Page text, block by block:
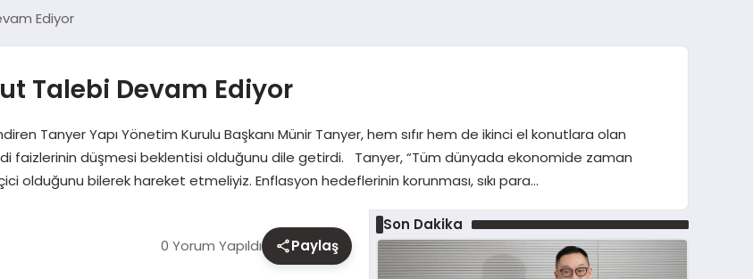
Ediyor
Talebi Devam Ediyor
Tanyer Yapı Yönetim Kurulu Başkanı Münir Tanyer, hem sıfır hem de ikinci el konutlara olan
faizlerinin düşmesi beklentisi olduğunu dile getirdi. Tanyer, “Tüm dünyada ekonomide zaman
olduğunu bilerek hareket etmeliyiz. Enflasyon hedeflerinin korunması, sıkı para…
0 Yorum Yapıldı Paylaş
Son Dakika